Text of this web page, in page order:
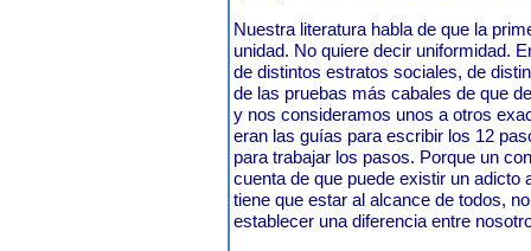
Nuestra literatura habla de que la
unidad. No quiere decir uniformidad.
de distintos estratos sociales, de
de las pruebas más cabales de que
y nos consideramos unos a otros
eran las guías para escribir los 12
para trabajar los pasos. Porque un
cuenta de que puede existir un adicto
tiene que estar al alcance de todos,
establecer una diferencia entre